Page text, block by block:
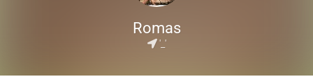
Romas
'_'